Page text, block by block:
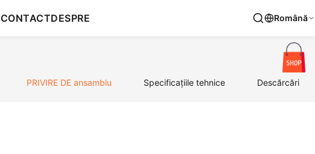
CONTACTDESPRE Română
PRIVIRE DE ansamblu Specificațiile tehnice Descărcări